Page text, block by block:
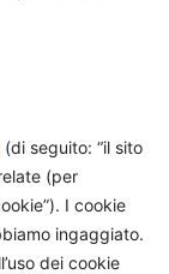
(di seguito: “il sito
(per
I cookie
ingaggiato.
dei cookie